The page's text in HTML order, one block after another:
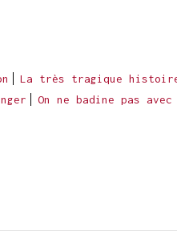
La très tragique histoire
On ne badine pas